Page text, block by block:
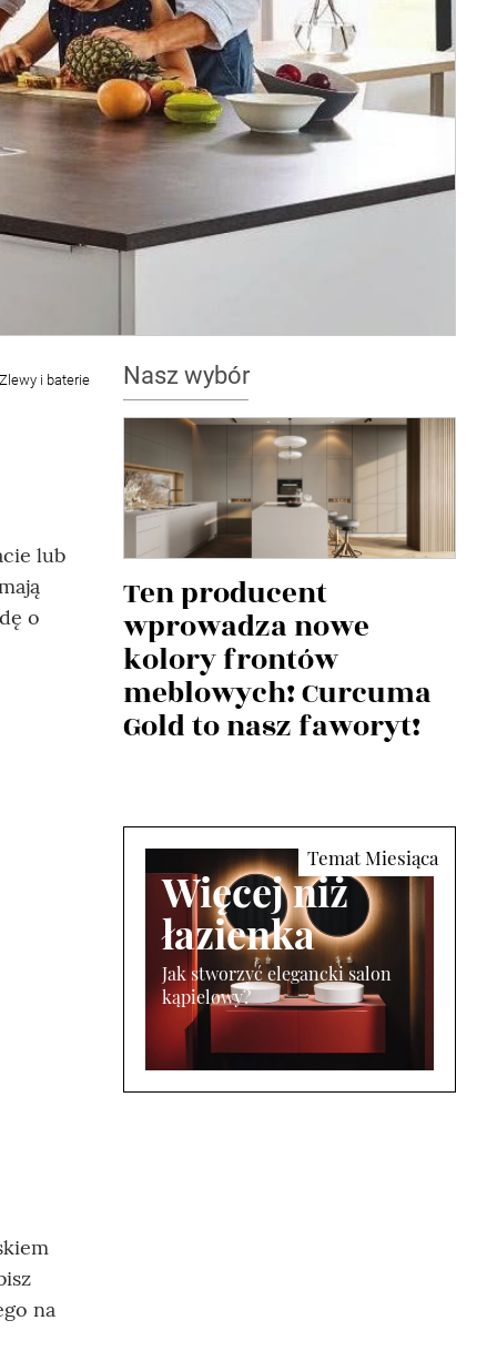
Zlewy i baterie
lub
o
na
Nasz wybór
Ten producent
wprowadza nowe
kolory frontów
meblowych! Curcuma
Gold to nasz faworyt!
Więcej niż
łazienka
Jak stworzyć elegancki salon
kąpielowy?